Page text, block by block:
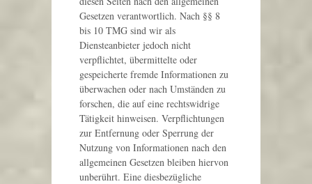
Gesetzen verantwortlich. Nach §§ 8
bis 10 TMG sind wir als
Diensteanbieter jedoch nicht
verpflichtet, übermittelte oder
gespeicherte fremde Informationen zu
überwachen oder nach Umständen zu
forschen, die auf eine rechtswidrige
Tätigkeit hinweisen. Verpflichtungen
zur Entfernung oder Sperrung der
Nutzung von Informationen nach den
allgemeinen Gesetzen bleiben hiervon
unberührt. Eine diesbezügliche